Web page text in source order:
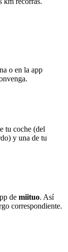
o en la app
tu coche (del
y una de tu
de miituo. Así
correspondiente.